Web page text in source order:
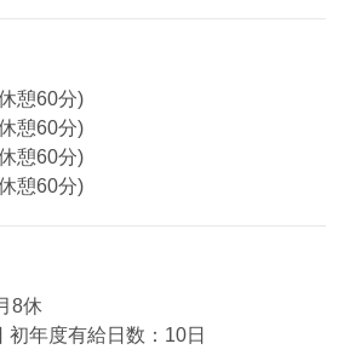
憩60分)
憩60分)
憩60分)
憩60分)
8休
年度有給日数：10日